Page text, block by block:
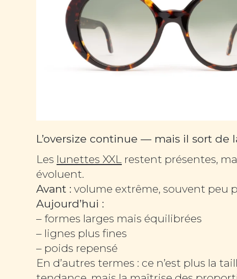
L’oversize continue — mais il sort de
Les lunettes XXL restent présentes,
évoluent.
Avant : volume extrême, souvent peu
Aujourd’hui :
– formes larges mais équilibrées
– lignes plus fines
– poids repensé
En d’autres termes : ce n’est plus la